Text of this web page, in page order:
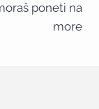
poneti na
more